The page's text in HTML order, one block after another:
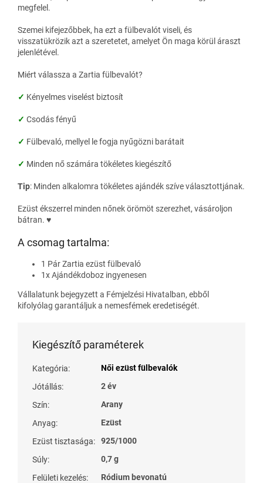
megfelel.
Szemei kifejezőbbek, ha ezt a fülbevalót viseli, és
visszatükrözik azt a szeretetet, amelyet Ön maga körül áraszt
jelenlétével.
Miért válassza a Zartia fülbevalót?
✓ Kényelmes viselést biztosít
✓ Csodás fényű
✓ Fülbevaló, mellyel le fogja nyűgözni barátait
✓ Minden nő számára tökéletes kiegészítő
Tip: Minden alkalomra tökéletes ajándék szíve választottjának.
Ezüst ékszerrel minden nőnek örömöt szerezhet, vásároljon
bátran. ♥
A csomag tartalma:
1 Pár Zartia ezüst fülbevaló
1xAjándékdoboz ingyenesen
Vállalatunk bejegyzett a Fémjelzési Hivatalban, ebből
kifolyólag garantáljuk a nemesfémek eredetiségét.
Kiegészítő paraméterek
Kategória:
Női ezüst fülbevalók
Jótállás:
2 év
Szín:
Arany
Anyag:
Ezüst
Ezüst tisztasága:
925/1000
Súly:
0,7 g
Felületi kezelés:
Ródium bevonatú